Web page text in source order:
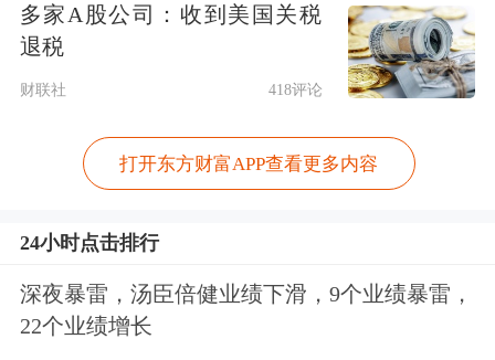
随后，在接下来的两年时间，桥水基金
以上三只产品一直在易方达黄金ETF前
十大股东之列。
金ETF的2024年中报内容显示，桥水基
金全天候增强型的三只产品全部消失在
该产品前十大股东明细中。而在去年年
多家A股公司：收到美国关税
退税
财联社 418评论
打开东方财富APP查看更多内容
24小时点击排行
深夜暴雷，汤臣倍健业绩下滑，9个业绩暴雷，
22个业绩增长